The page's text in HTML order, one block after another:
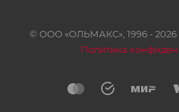
© ООО «ОЛЬМАКС», 1996 -
Политика